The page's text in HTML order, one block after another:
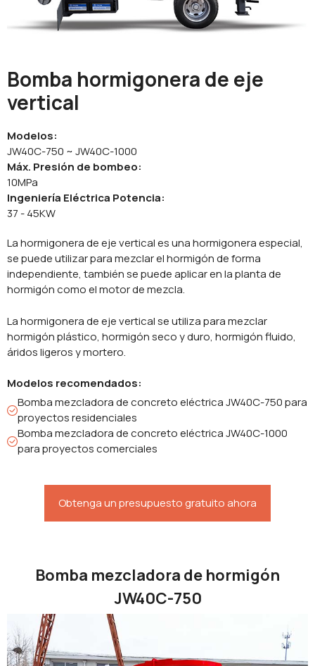
Bomba hormigonera de eje
vertical
Modelos:
JW40C-750 ~ JW40C-1000
Máx. Presión de bombeo:
10MPa
Ingeniería Eléctrica Potencia:
37 - 45KW
La hormigonera de eje vertical es una hormigonera especial,
se puede utilizar para mezclar el hormigón de forma
independiente, también se puede aplicar en la planta de
hormigón como el motor de mezcla.
La hormigonera de eje vertical se utiliza para mezclar
hormigón plástico, hormigón seco y duro, hormigón fluido,
áridos ligeros y mortero.
Modelos recomendados:
Bomba mezcladora de concreto eléctrica JW40C-750 para
proyectos residenciales
Bomba mezcladora de concreto eléctrica JW40C-1000
para proyectos comerciales
Obtenga un presupuesto gratuito ahora
Bomba mezcladora de hormigón
JW40C-750